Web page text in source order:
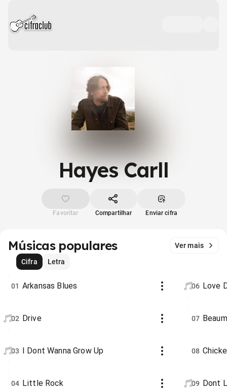
Hayes Carll
Favoritar Compartilhar Enviar cifra
Músicas populares
Ver mais
Cifra
Letra
01 Arkansas Blues
02 Drive
03 I Dont Wanna Grow Up
04 Little Rock
06 Love
07
08
09 Dont